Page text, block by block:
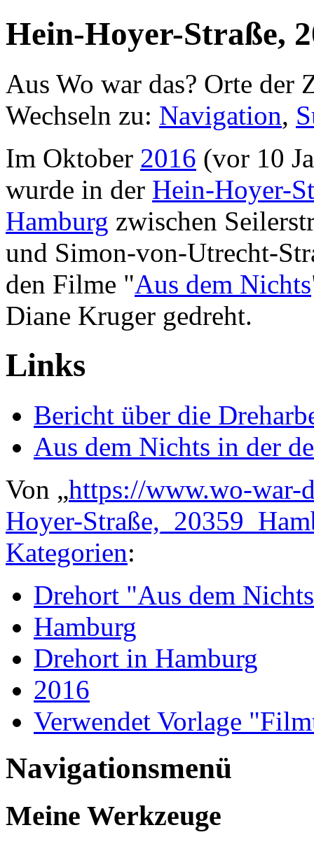
Hein-Hoyer-Straße,
Aus Wo war das? Orte der
Wechseln zu: Navigation,
Im Oktober 2016 (vor 10
wurde in der Hein-Hoyer-
Hamburg zwischen
und Simon-von-Utrecht-
den Filme "Aus dem Nichts
Diane Kruger gedreht.
Links
Bericht über die
Aus dem Nichts in der
Von „https://www.wo-war-
Hoyer-
Kategorien:
Drehort "Aus dem
Hamburg
Drehort in Hamburg
2016
Verwendet Vorlage
Navigationsmenü
Meine Werkzeuge